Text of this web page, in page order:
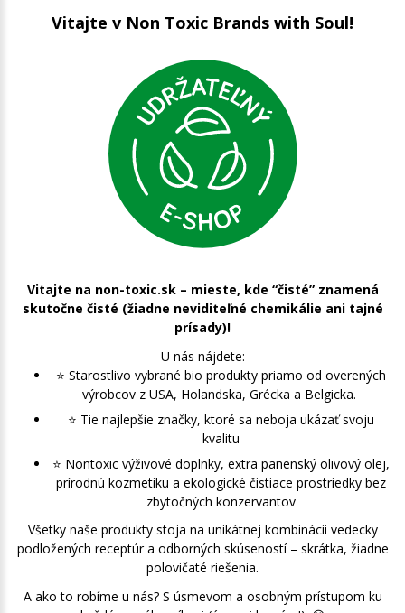
Vitajte v Non Toxic Brands with Soul!
Vitajte na non-toxic.sk – mieste, kde “čisté” znamená
skutočne čisté (žiadne neviditeľné chemikálie ani tajné
prísady)!
U nás nájdete:
⭐️ Starostlivo vybrané bio produkty priamo od overených
výrobcov z USA, Holandska, Grécka a Belgicka.
⭐️ Tie najlepšie značky, ktoré sa neboja ukázať svoju
kvalitu
⭐️ Nontoxic výživové doplnky, extra panenský olivový olej,
prírodnú kozmetiku a ekologické čistiace prostriedky bez
zbytočných konzervantov
Všetky naše produkty stoja na unikátnej kombinácii vedecky
podložených receptúr a odborných skúseností – skrátka, žiadne
polovičaté riešenia.
A ako to robíme u nás? S úsmevom a osobným prístupom ku